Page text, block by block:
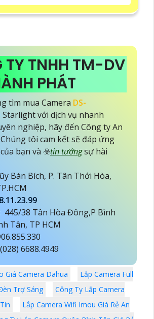
TY TNHH TM-DV
PHÁT
tìm mua Camera DS-
Starlight với dịch vụ nhanh
nghiệp, hãy đến Công ty An
tôi cam kết sẽ đáp ứng
bạn và ☣️tin tưởngsự hài
Bán Bích, P. Tân Thới Hòa,
445/38 Tân Hòa Đông,P Bình
Tân, TP HCM
(028) 6688.4949
Giá Camera Dahua
Lắp Camera Full
Trợ Sáng
Công Ty Lắp Camera
Lắp Camera Wifi Imou Giá Rẻ An